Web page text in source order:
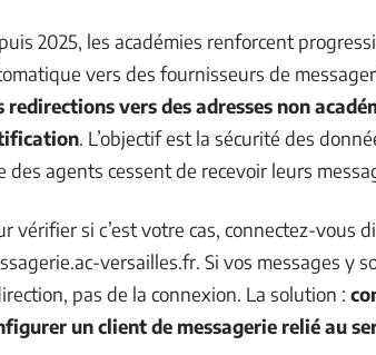
2025, les académies renforcent
vers des fournisseurs de
redirections vers des adresses non
. L’objectif est la sécurité des
des agents cessent de recevoir leurs
vérifier si c’est votre cas, connectez-vous
versailles.fr. Si vos messages y
pas de la connexion. La solution :
un client de messagerie relié au